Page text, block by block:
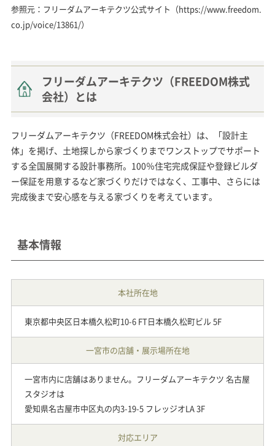
参照元：フリーダムアーキテクツ公式サイト（https://www.freedom.
co.jp/voice/13861/）
フリーダムアーキテクツ（FREEDOM株式
会社）とは
フリーダムアーキテクツ（FREEDOM株式会社）は、「設計主
体」を掲げ、土地探しから家づくりまでワンストップでサポート
する全国展開する設計事務所。100％住宅完成保証や登録ビルダ
ー保証を用意するなど家づくりだけではなく、工事中、さらには
完成後まで安心感を与える家づくりを考えています。
基本情報
本社所在地
東京都中央区日本橋久松町10-6 FT日本橋久松町ビル 5F
一宮市の店舗・展示場所在地
一宮市内に店舗はありません。フリーダムアーキテクツ 名古屋
スタジオは
愛知県名古屋市中区丸の内3-19-5 フレッジオLA 3F
対応エリア